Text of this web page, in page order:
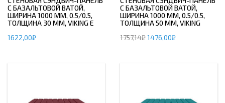
С БАЗАЛЬТОВОЙ ВАТОЙ,
ШИРИНА 1000 ММ, 0.5/0.5,
ТОЛЩИНА 30 ММ, VIKING E
1622,00₽
С БАЗАЛЬТОВОЙ ВАТОЙ,
ШИРИНА 1000 ММ, 0.5/0.5,
ТОЛЩИНА 50 ММ, VIKING
1757,14₽1476,00₽